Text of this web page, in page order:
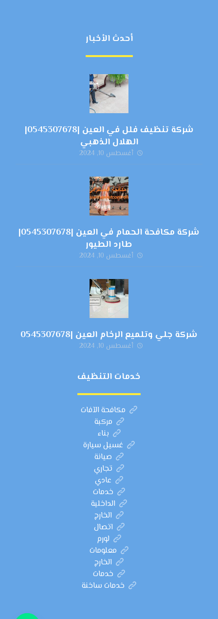
أحدث الأخبار
شركة تنظيف فلل في العين |0545307678|
الهلال الذهبي
أغسطس 10, 2024
شركة مكافحة الحمام في العين |0545307678|
طارد الطيور
أغسطس 10, 2024
شركة جلي وتلميع الرخام العين |0545307678
أغسطس 10, 2024
خدمات التنظيف
مكافحة الآفات
مركبة
بناء
غسيل سيارة
صيانة
تجاري
عادي
خدمات
الداخلية
الخارج
اتصال
لورم
معلومات
الخارج
خدمات
خدمات ساخنة